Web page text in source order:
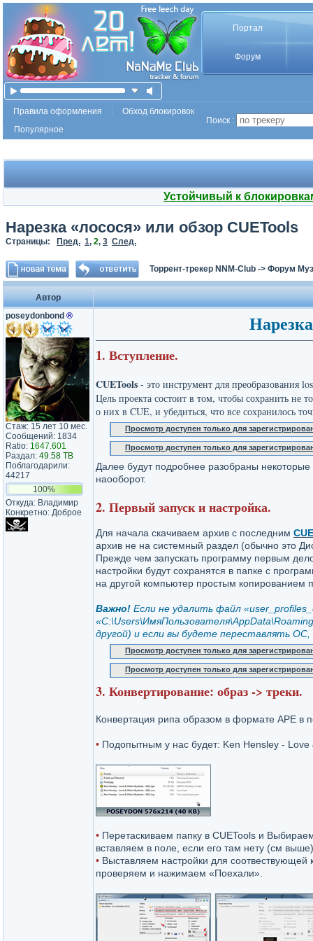
Портал
Форум
Правила оформления
Обход блокировок
Популярное
Поиск :
Устойчивый к
Нарезка «лосося» или обзор CUETools
Страницы: Пред. 1, 2, 3 След.
Торрент-трекер NNM-Club -> Форум
Автор
poseydonbond ®
Стаж: 15 лет 10 мес.
Сообщений: 1834
Ratio: 1647.601
Раздал: 49.58 TB
Поблагодарили:
44217
100%
Откуда: Владимир
Конкретно: Доброе
1. Вступление.
CUETools - это инструмент для преобразования
Цель проекта состоит в том, чтобы сохранить не
о них в CUE, и убедиться, что все сохранилось
Просмотр доступен только для
Просмотр доступен только для
Далее будут подробнее разобраны
наооборот.
2. Первый запуск и настройка.
Для начала скачиваем архив с последним
архив не на системный раздел (обычно это
Прежде чем запускать программу первым
настройки будут сохранятся в папке с
на другой компьютер простым копированием
Важно! Если не удалить файл
другой) и если вы будете переставлять
Просмотр доступен только для
Просмотр доступен только для
3. Конвертирование: образ -> треки.
Конвертация рипа образом в формате APE в
• Подопытным у нас будет: Ken Hensley -
• Перетаскиваем папку в CUETools и
вставляем в поле, если его там нету (см
• Выставляем настройки для
проверяем и нажимаем «Поехали».